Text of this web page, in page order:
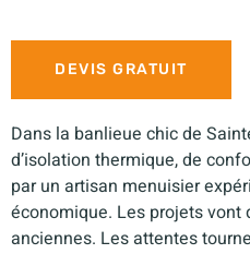
DEVIS GRATUIT
Dans la banlieue chic de
d’isolation thermique, de
par un artisan menuisier
économique. Les projets
anciennes. Les attentes